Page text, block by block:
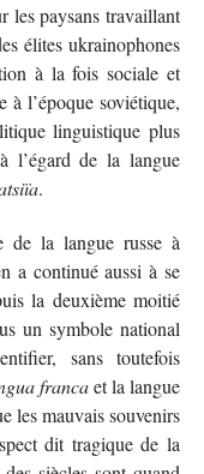
les paysans travaillant
élites ukrainophones
à la fois sociale et
à l’époque soviétique,
linguistique plus
l’égard de la langue
.
de la langue russe à
a continué aussi à se
la deuxième moitié
un symbole national
sans toutefois
francaet la langue
les mauvais souvenirs
dit tragique de la